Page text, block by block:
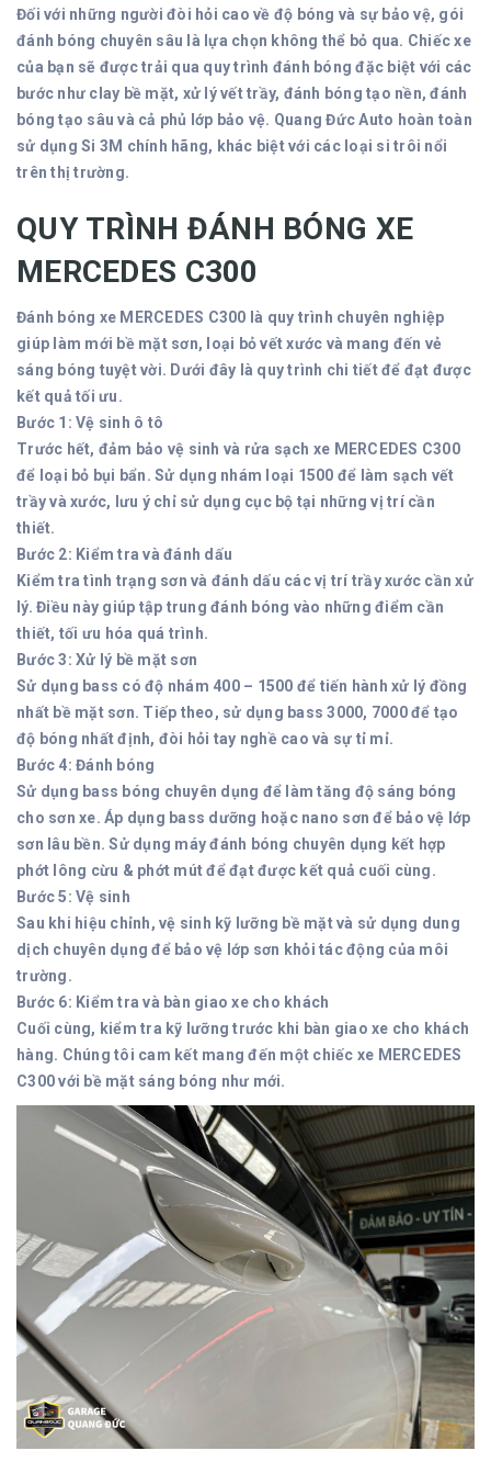
Đối với những người đòi hỏi cao về độ bóng và sự bảo vệ, gói
đánh bóng chuyên sâu là lựa chọn không thể bỏ qua. Chiếc xe
của bạn sẽ được trải qua quy trình đánh bóng đặc biệt với các
bước như clay bề mặt, xử lý vết trầy, đánh bóng tạo nền, đánh
bóng tạo sâu và cả phủ lớp bảo vệ. Quang Đức Auto hoàn toàn
sử dụng Si 3M chính hãng, khác biệt với các loại si trôi nổi
trên thị trường.
QUY TRÌNH ĐÁNH BÓNG XE
MERCEDES C300
Đánh bóng xe MERCEDES C300 là quy trình chuyên nghiệp
giúp làm mới bề mặt sơn, loại bỏ vết xước và mang đến vẻ
sáng bóng tuyệt vời. Dưới đây là quy trình chi tiết để đạt được
kết quả tối ưu.
Bước 1: Vệ sinh ô tô
Trước hết, đảm bảo vệ sinh và rửa sạch xe MERCEDES C300
để loại bỏ bụi bẩn. Sử dụng nhám loại 1500 để làm sạch vết
trầy và xước, lưu ý chỉ sử dụng cục bộ tại những vị trí cần
thiết.
Bước 2: Kiểm tra và đánh dấu
Kiểm tra tình trạng sơn và đánh dấu các vị trí trầy xước cần xử
lý. Điều này giúp tập trung đánh bóng vào những điểm cần
thiết, tối ưu hóa quá trình.
Bước 3: Xử lý bề mặt sơn
Sử dụng bass có độ nhám 400 – 1500 để tiến hành xử lý đồng
nhất bề mặt sơn. Tiếp theo, sử dụng bass 3000, 7000 để tạo
độ bóng nhất định, đòi hỏi tay nghề cao và sự tỉ mỉ.
Bước 4: Đánh bóng
Sử dụng bass bóng chuyên dụng để làm tăng độ sáng bóng
cho sơn xe. Áp dụng bass dưỡng hoặc nano sơn để bảo vệ lớp
sơn lâu bền. Sử dụng máy đánh bóng chuyên dụng kết hợp
phớt lông cừu & phớt mút để đạt được kết quả cuối cùng.
Bước 5: Vệ sinh
Sau khi hiệu chỉnh, vệ sinh kỹ lưỡng bề mặt và sử dụng dung
dịch chuyên dụng để bảo vệ lớp sơn khỏi tác động của môi
trường.
Bước 6: Kiểm tra và bàn giao xe cho khách
Cuối cùng, kiểm tra kỹ lưỡng trước khi bàn giao xe cho khách
hàng. Chúng tôi cam kết mang đến một chiếc xe MERCEDES
C300 với bề mặt sáng bóng như mới.